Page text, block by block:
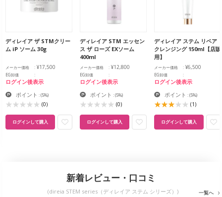
ディレイア ザ STMクリー
ム iP ソーム 30g
メーカー価格 ¥17,500
EG卸価
ログイン後表示
ポイント :(5%)
(0)
ログインして購入
ディレイア STM エッセン
ス ザ ローズ EXソーム
400ml
メーカー価格 ¥12,800
EG卸価
ログイン後表示
ポイント :(5%)
(0)
ログインして購入
ディレイア ステム リペア
クレンジング 150ml【店販
用】
メーカー価格 ¥6,500
EG卸価
ログイン後表示
ポイント :(5%)
(1)
ログインして購入
新着レビュー・口コミ
(direia STEM series（ディレイア ステム シリーズ）) 一覧へ